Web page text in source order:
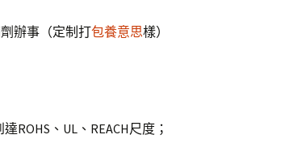
辦事（定制打包養意思樣）
ROHS、UL、REACH尺度；